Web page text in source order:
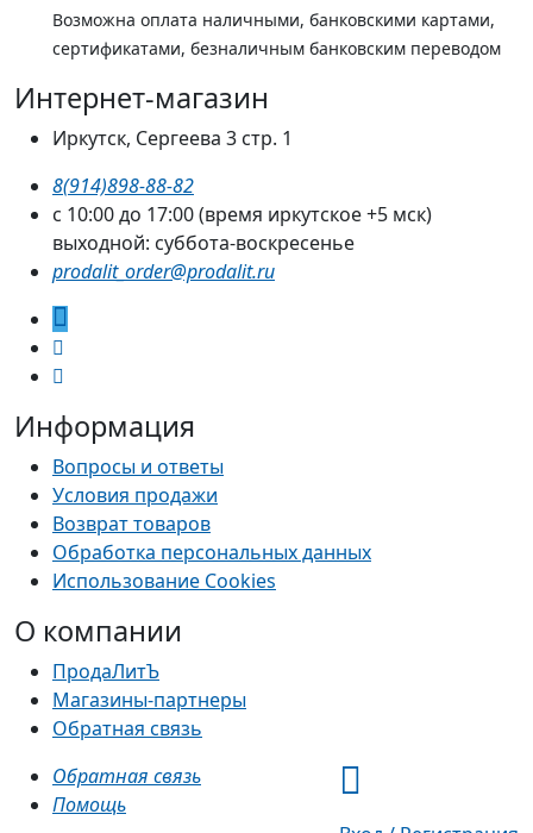
Возможна оплата наличными, банковскими картами,
сертификатами, безналичным банковским переводом
Интернет-магазин
Иркутск, Сергеева 3 стр. 1
8(914)898-88-82
с 10:00 до 17:00 (время иркутское +5 мск)
выходной: суббота-воскресенье
prodalit_order@prodalit.ru
Информация
Вопросы и ответы
Условия продажи
Возврат товаров
Обработка персональных данных
Использование Cookies
О компании
ПродаЛитЪ
Магазины-партнеры
Обратная связь
Обратная связь
Помощь